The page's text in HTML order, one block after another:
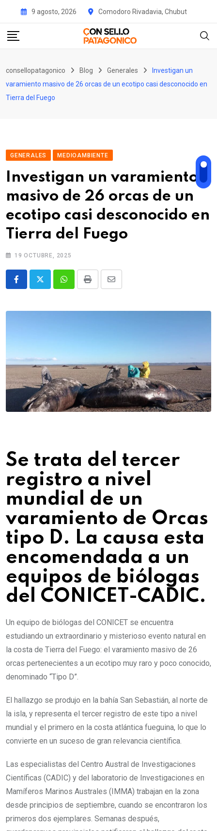
content
9 agosto, 2026 Comodoro Rivadavia, Chubut
consellopatagonico Blog Generales
Investigan un
varamiento masivo de 26 orcas de un ecotipo casi desconocido en
Tierra del Fuego
GENERALES MEDIOAMBIENTE
Investigan un varamiento
masivo de 26 orcas de un
ecotipo casi desconocido en
Tierra del Fuego
19 OCTUBRE, 2025
WhatsappPrint
Share
Email
Se trata del tercer
registro a nivel
mundial de un
varamiento de Orcas
tipo D. La causa esta
encomendada a un
equipos de biólogas
del CONICET-CADIC.
Un equipo de biólogas del CONICET se encuentra
estudiando un extraordinario y misterioso evento natural en
la costa de Tierra del Fuego: el varamiento masivo de 26
orcas pertenecientes a un ecotipo muy raro y poco conocido,
denominado “Tipo D”.
El hallazgo se produjo en la bahía San Sebastián, al norte de
la isla, y representa el tercer registro de este tipo a nivel
mundial y el primero en la costa atlántica fueguina, lo que lo
convierte en un suceso de gran relevancia científica.
Las especialistas del Centro Austral de Investigaciones
Científicas (CADIC) y del laboratorio de Investigaciones en
Mamíferos Marinos Australes (IMMA) trabajan en la zona
desde principios de septiembre, cuando se encontraron los
primeros dos ejemplares. Semanas después,